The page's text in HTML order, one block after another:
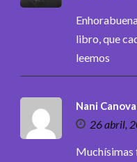
libro, que
leemos
Nani
26 abril,
Muchísimas